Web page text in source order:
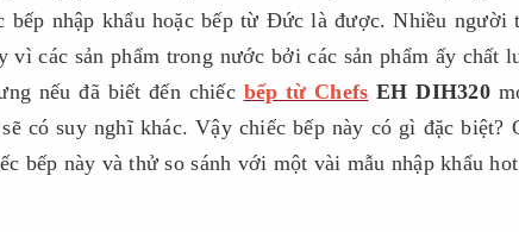
bếp nhập khẩu hoặc bếp từ Đức là được. Nhiều người
vì các sản phẩm trong nước bởi các sản phẩm ấy chất
nếu đã biết đến chiếc bếp từ Chefs EH DIH320
có suy nghĩ khác. Vậy chiếc bếp này có gì đặc biệt?
bếp này và thử so sánh với một vài mẫu nhập khẩu